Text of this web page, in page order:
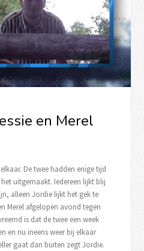
en Merel
De twee hadden enige tijd
uitgemaakt. Iedereen lijkt blij
alleen Jordie lijkt het gek te
Merel afgelopen avond tegen
is dat de twee een week
en nu ineens weer bij elkaar
gaat dan buiten zegt Jordie.